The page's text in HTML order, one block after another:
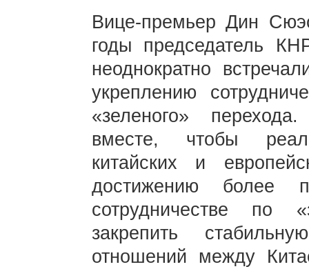
Вице-премьер Дин
годы председатель
неоднократно
укреплению
«зеленого»
вместе, чтобы
китайских и
достижению более
сотрудничестве по
закрепить
отношений между